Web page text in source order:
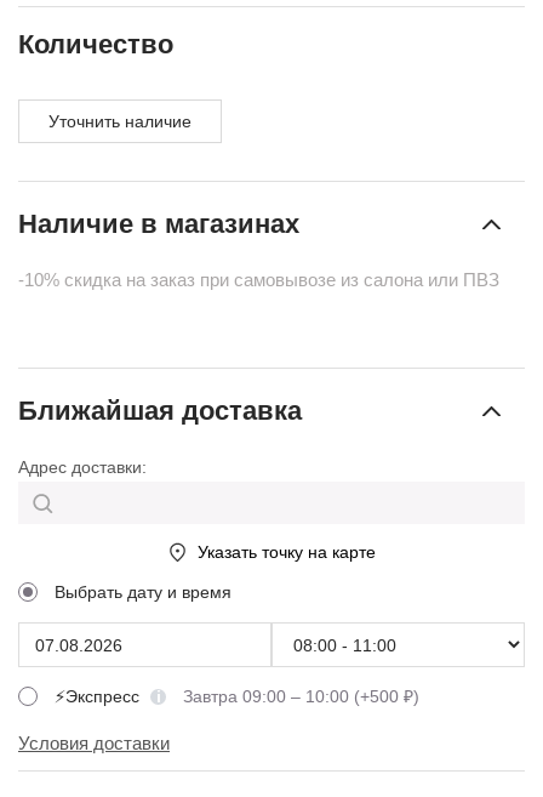
Количество
Уточнить наличие
Наличие в магазинах
-10% скидка на заказ при самовывозе из салона или ПВЗ
Ближайшая доставка
Адрес доставки:
Указать точку на карте
Выбрать дату и время
⚡Экспресс Завтра 09:00 – 10:00 (+500 ₽)
Условия доставки